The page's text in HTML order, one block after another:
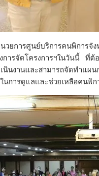
ยการศูนย์บริการคนพิการจัง
ารจัดโครงการฯในวันนี้ ที่ต้
นินงานและสามารถจัดทำแผ
นการดูแลและช่วยเหลือคนพิก